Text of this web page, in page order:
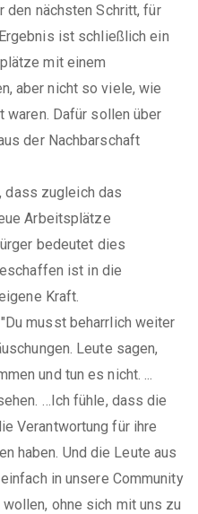
nächsten Schritt, für
ist schließlich ein
mit einem
aber nicht so viele, wie
waren. Dafür sollen über
der Nachbarschaft
dass zugleich das
Arbeitsplätze
bedeutet dies
ist in die
Kraft.
musst beharrlich weiter
Leute sagen,
und tun es nicht. ...
…Ich fühle, dass die
Verantwortung für ihre
haben. Und die Leute aus
in unsere Community
ohne sich mit uns zu